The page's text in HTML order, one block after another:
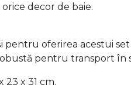
decor de baie.
pentru oferirea acestui
pentru transport în
23 x 31 cm.